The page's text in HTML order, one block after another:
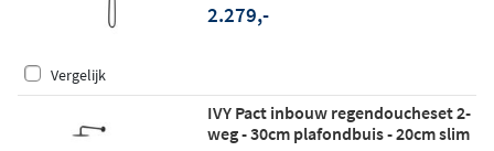
2.279,-
Vergelijk
IVY Pact inbouw regendoucheset 2-
weg - 30cm plafondbuis - 20cm slim